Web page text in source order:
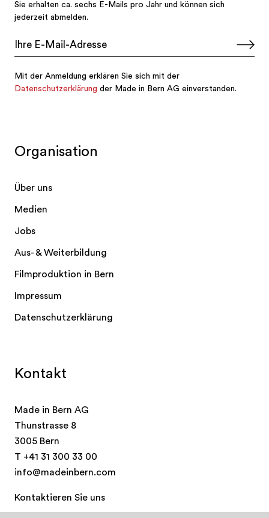
Kontakt
Made in Bern AG
Thunstrasse 8
3005 Bern
T +41 31 300 33 00
info@madeinbern.com
Kontaktieren Sie uns
Organisation
Über uns
Medien
Jobs
Aus- & Weiterbildung
Filmproduktion in Bern
Impressum
Datenschutzerklärung